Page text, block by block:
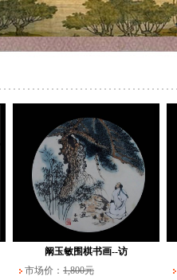
阚玉敏围棋书画--访
市场价： 1,800元